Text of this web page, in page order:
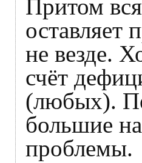
Притом
оставляет
не везде.
счёт
(любых).
большие
проблемы.